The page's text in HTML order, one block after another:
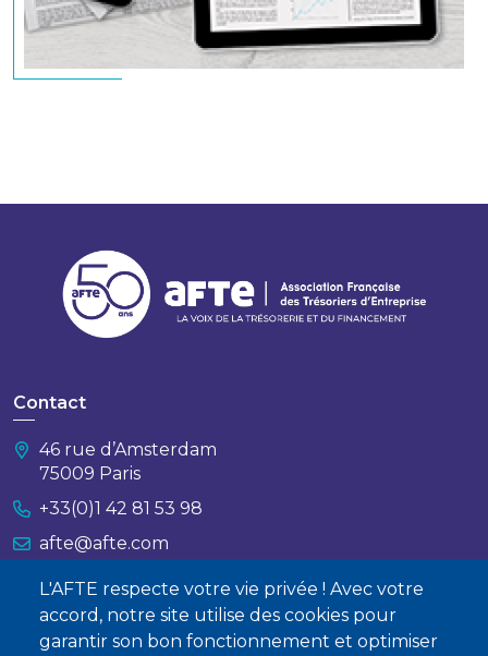
L'AFTE respecte votre vie privée ! Avec votre
accord, notre site utilise des cookies pour
garantir son bon fonctionnement et optimiser
Contact
46 rue d’Amsterdam
75009 Paris
+33(0)1 42 81 53 98
afte@afte.com
Nous contacter
À propos